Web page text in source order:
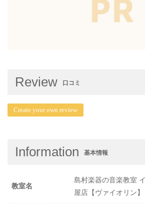
Review 口コミ
Create your own review
Information 基本情報
教室名
島村楽器の音楽教室
屋店【ヴァイオリン】